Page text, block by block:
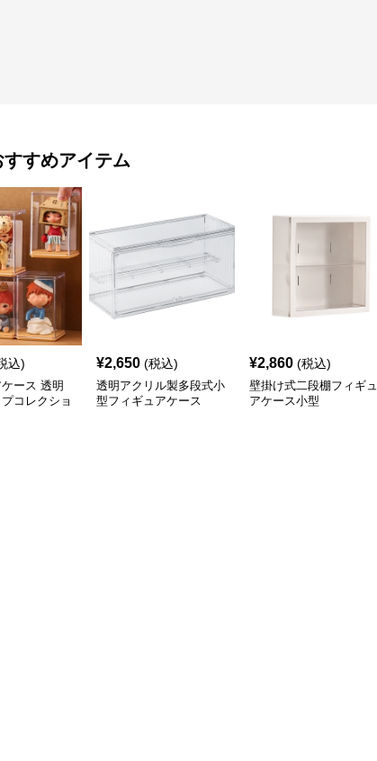
すすめアイテム
込)
ース 透明
コレクショ
¥2,650 (税込)
透明アクリル製多段式小
型フィギュアケース
¥2,860 (税込)
壁掛け式二段棚フィギュ
アケース小型